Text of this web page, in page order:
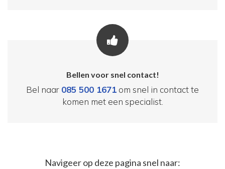
Bellen voor snel contact!
Bel naar 085 500 1671 om snel in contact te
komen met een specialist.
Navigeer op deze pagina snel naar: